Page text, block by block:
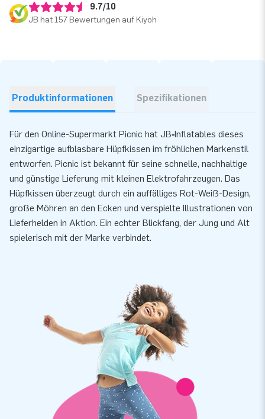
9.7/10
JB hat 157 Bewertungen auf Kiyoh
Produktinformationen Spezifikationen
Für den Online-Supermarkt Picnic hat JB‑Inflatables dieses
einzigartige aufblasbare Hüpfkissen im fröhlichen Markenstil
entworfen. Picnic ist bekannt für seine schnelle, nachhaltige
und günstige Lieferung mit kleinen Elektrofahrzeugen. Das
Hüpfkissen überzeugt durch ein auffälliges Rot-Weiß-Design,
große Möhren an den Ecken und verspielte Illustrationen von
Lieferhelden in Aktion. Ein echter Blickfang, der Jung und Alt
spielerisch mit der Marke verbindet.